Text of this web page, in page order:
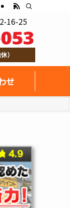
せ
16-25
）